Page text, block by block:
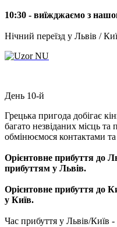
10:30 - виїжджаємо з
Нічний переїзд у Львів /
День 10-й
Грецька пригода добігає
багато незвіданих місць
обмінюємося контактами та
Орієнтовне прибуття до
прибуттям у Львів.
Орієнтовне прибуття до
у Київ.
Час прибуття у Львів/Київ